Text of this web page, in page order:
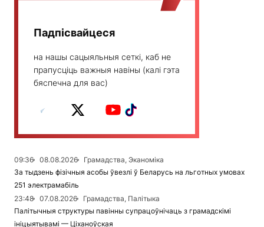
Падпісвайцеся
на нашы сацыяльныя сеткі, каб не
прапусціць важныя навіны (калі гэта
бяспечна для вас)
09:36 08.08.2026
Грамадства, Эканоміка
За тыдзень фізічныя асобы ўвезлі ў Беларусь на льготных умовах
251 электрамабіль
23:48
07.08.2026
Грамадства, Палітыка
Палітычныя структуры павінны супрацоўнічаць з грамадскімі
ініцыятывамі — Ціханоўская